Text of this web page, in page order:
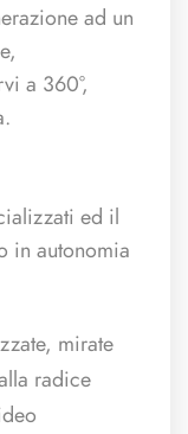
ad un
a 360°,
ed il
in autonomia
mirate
radice